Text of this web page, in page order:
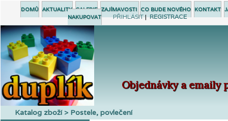
DOMŮ AKTUALITY GALERIE ZAJÍMAVOSTI CO BUDE NOVÉHO KONTAKT
NAKUPOVAT
PŘIHLÁSIT| REGISTRACE
Objednávky a emaily
Katalog zboží > Postele, povlečení